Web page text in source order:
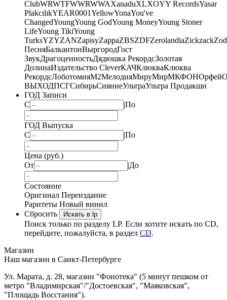
ClubWRWTFWWRWWAXanaduXLXOYY RecordsYasar
PlakcılıkYEAR0001YellowYonaYou've
ChangedYoungYoung GodYoung MoneyYoung Stoner
LifeYoung TikiYoung
TurksYZYZANZapisyZappaZBSZDFZerolandiaZickzack
ПесняБалкантонВыргородГост
ЗвукДрагоценностьДядюшка РекордсЗолотая
ДолинаИздательство CleverКАЧКлюкваКлюква
РекордсЛоботомияМ2МелодияМируМирМКФОНОрфей
ВЫХОДПСГСибирьСияниеУльтраУльтра Продакшн
ГОД Записи
С
|По
ГОД Выпуска
С
|По
Цена (руб.)
От
|До
Состояние
Оригинал Переиздание
Раритеты Новый винил
Сбросить
Искать в lp
Поиск только по разделу LP. Если хотите искать по CD,
перейдите, пожалуйста, в раздел CD.
Магазин
Наш магазин в Санкт-Петербурге
Ул. Марата, д. 28, магазин "Фонотека" (5 минут пешком от
метро "Владимирская"/"Достоевская", "Маяковская",
"Площадь Восстания").